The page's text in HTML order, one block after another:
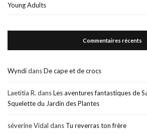
Young Adults
Commentaires récents
WyndidansDe cape et de crocs
Laetitia R. dansLes aventures fantastiques de
Squelette du Jardin des Plantes
séverine Vidal dans Tu reverras ton frère